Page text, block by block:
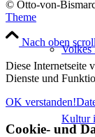
Volkes
Kultur
© Otto-von-
Theme
Nach oben
Diese Internetseite
Dienste und
OK verstanden!
Cookie- und